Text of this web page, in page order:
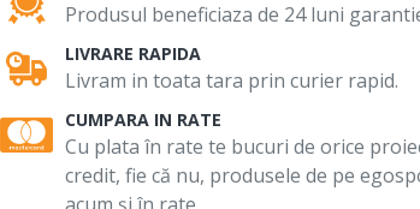
Produsul beneficiaza de 24 luni
LIVRARE RAPIDA
Livram in toata tara prin curier rapid.
CUMPARA IN RATE
Cu plata în rate te bucuri de orice
credit, fie că nu, produsele de pe